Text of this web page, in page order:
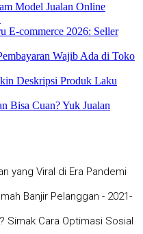
Model Jualan Online
E-commerce 2026: Seller
Wajib Ada di Toko
Deskripsi Produk Laku
Bisa Cuan? Yuk Jualan
yang Viral di Era Pandemi
Banjir Pelanggan - 2021-
Simak Cara Optimasi Sosial